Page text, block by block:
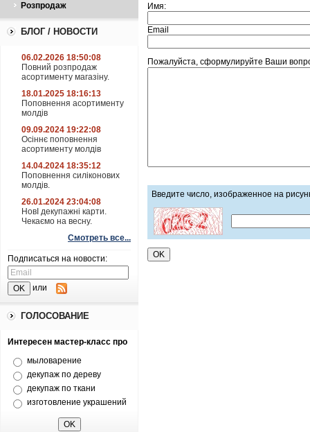
Розпродаж
БЛОГ / НОВОСТИ
06.02.2026 18:50:08
Повний розпродаж
асортименту магазіну.
18.01.2025 18:16:13
Поповнення асортименту
молдів
09.09.2024 19:22:08
Осіннє поповнення
асортименту молдів
14.04.2024 18:35:12
Поповнення силіконових
молдів.
26.01.2024 23:04:08
НовІ декупажні карти.
Чекаємо на весну.
Смотреть все...
Подписаться на новости:
или
ГОЛОСОВАНИЕ
Интересен мастер-класс про
мыловарение
декупаж по дереву
декупаж по ткани
изготовление украшений
Имя:
Email
Пожалуйста, сформулируйте Ваши
Введите число, изображенное на